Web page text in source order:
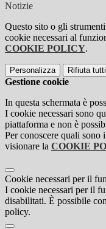
Notizie
Questo sito o gli
cookie necessari al
COOKIE POLICY.
Personalizza Rifiuta tutti
Gestione cookie
In questa schermata è
I cookie necessari sono
piattaforma e non è
Per conoscere quali sono
visionare la COOKIE
Cookie necessari per il
I cookie necessari per il
disabilitati. È possibile
policy.